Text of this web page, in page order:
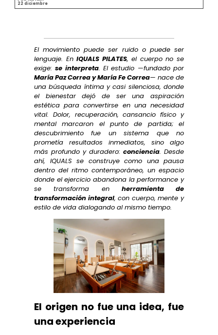
22 diciembre
El movimiento puede ser ruido o puede ser
lenguaje. EnIQUALS PILATES, el cuerpo no se
exige:se interpreta. El estudio —fundado por
María Paz Correa y María Fe Correa— nace de
una búsqueda íntima y casi silenciosa, donde
el bienestar dejó de ser una aspiración
estética para convertirse en una necesidad
vital. Dolor, recuperación, cansancio físico y
mental marcaron el punto de partida; el
descubrimiento fue un sistema que no
prometía resultados inmediatos, sino algo
más profundo y duradero: conciencia. Desde
ahí, IQUALS se construye como una pausa
dentro del ritmo contemporáneo, un espacio
donde el ejercicio abandona la performance y
se transforma en herramienta de
transformación integral, con cuerpo, mente y
estilo de vida dialogando al mismo tiempo.
El origen no fue una idea, fue
una experiencia